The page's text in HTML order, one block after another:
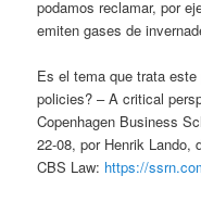
podamos reclamar, por
emiten gases de
Es el tema que trata
policies? – A critical
Copenhagen Business
22-08, por Henrik Lando,
CBS Law: https://